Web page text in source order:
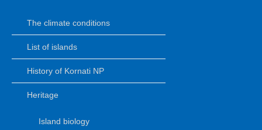
The climate conditions
List of islands
History of Kornati NP
Heritage
Island biology